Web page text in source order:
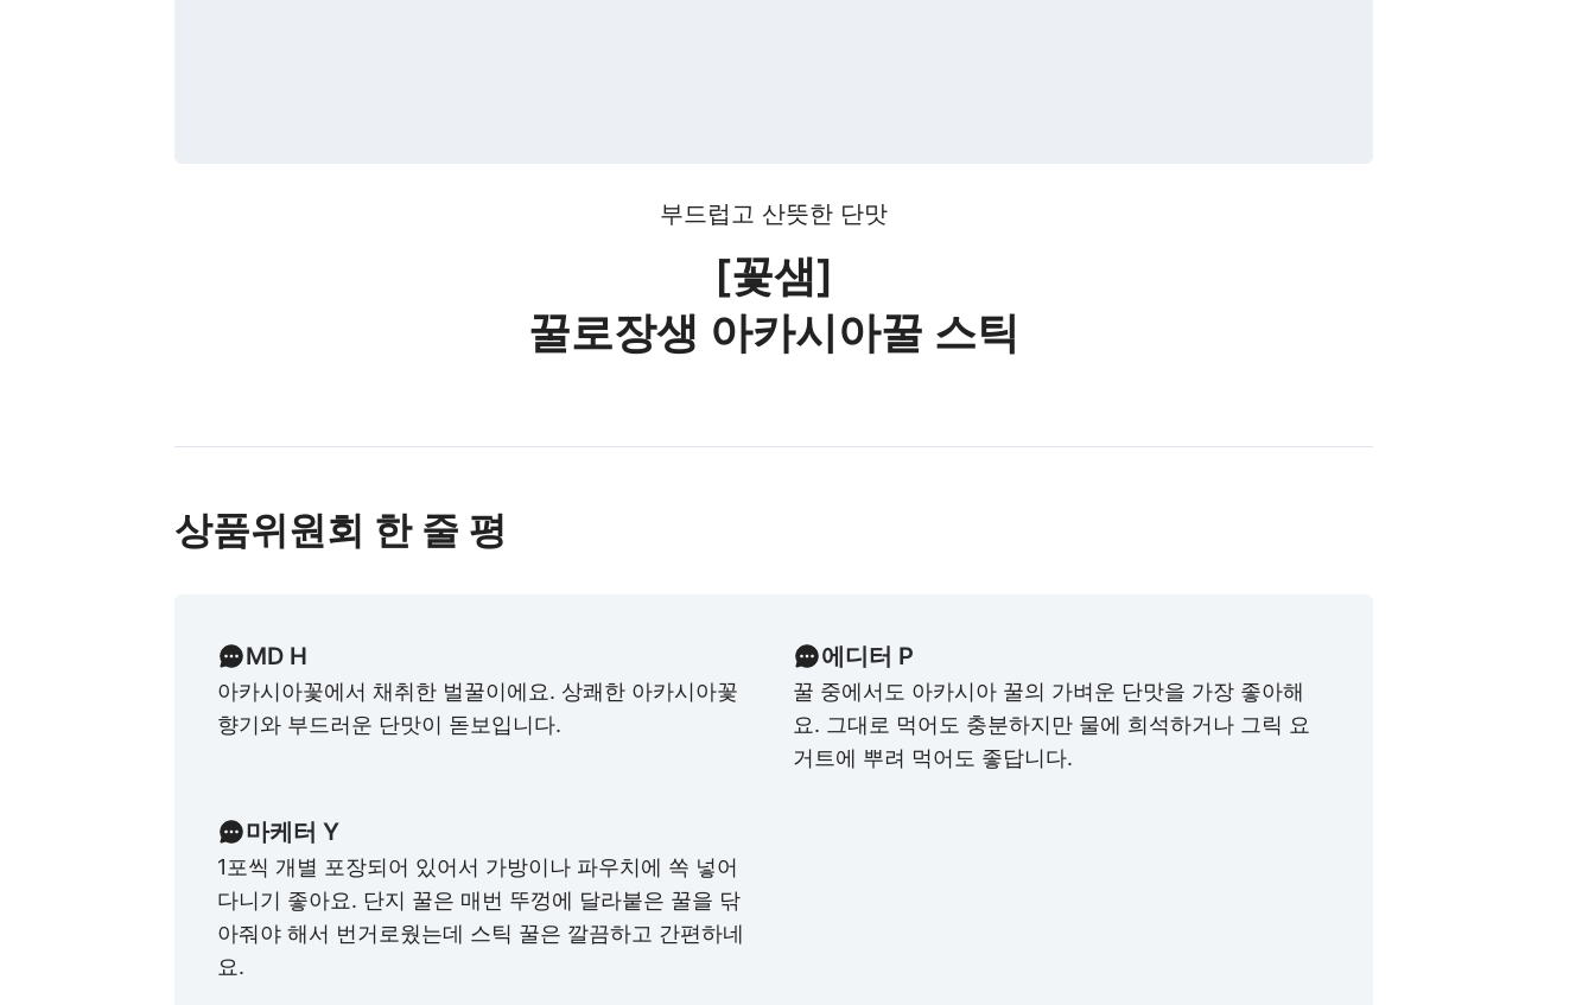
부드럽고 산뜻한 단맛
[꽃샘]
꿀로장생 아카시아꿀 스틱
상품위원회 한 줄 평
MD H
아카시아꽃에서 채취한 벌꿀이에요. 상쾌한 아카시아꽃
향기와 부드러운 단맛이 돋보입니다.
에디터 P
꿀 중에서도 아카시아 꿀의 가벼운 단맛을 가장 좋아해
요. 그대로 먹어도 충분하지만 물에 희석하거나 그릭 요
거트에 뿌려 먹어도 좋답니다.
마케터 Y
1포씩 개별 포장되어 있어서 가방이나 파우치에 쏙 넣어
다니기 좋아요. 단지 꿀은 매번 뚜껑에 달라붙은 꿀을 닦
아줘야 해서 번거로웠는데 스틱 꿀은 깔끔하고 간편하네
요.